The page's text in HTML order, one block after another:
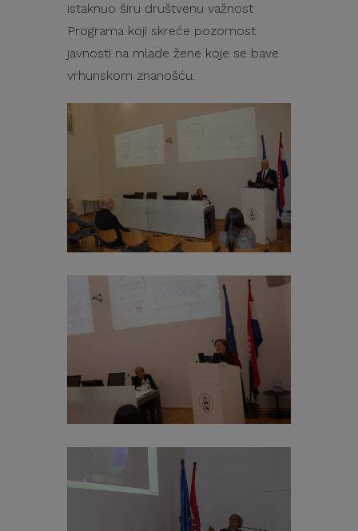
istaknuo širu društvenu važnost
Programa koji skreće pozornost
javnosti na mlade žene koje se bave
vrhunskom znanošću.